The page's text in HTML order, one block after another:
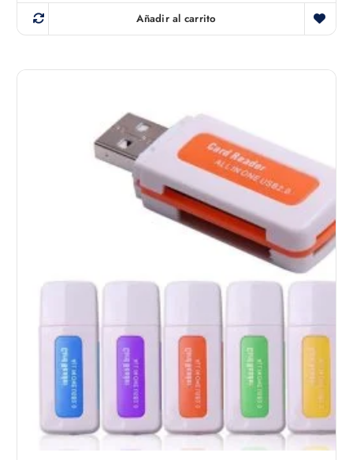
Añadir al carrito